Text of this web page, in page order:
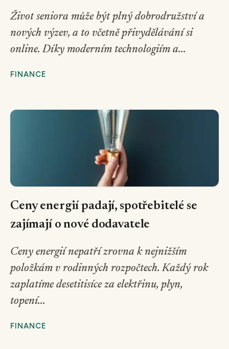
Život seniora může být plný dobrodružství a
nových výzev, a to včetně přivydělávání si
online. Díky moderním technologiím a...
FINANCE
Ceny energií padají, spotřebitelé se
zajímají o nové dodavatele
Ceny energií nepatří zrovna k nejnižším
položkám v rodinných rozpočtech. Každý rok
zaplatíme desetitisíce za elektřinu, plyn,
topení...
FINANCE